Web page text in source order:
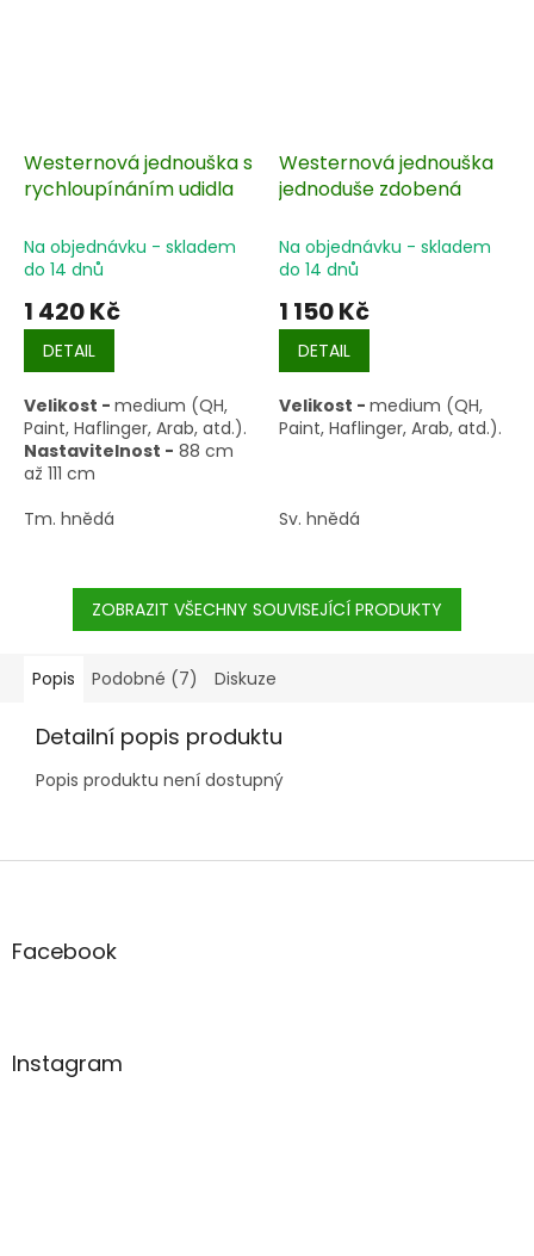
Westernová jednouška s
rychloupínáním udidla
Na objednávku - skladem
do 14 dnů
1 420 Kč
DETAIL
Velikost - medium (QH,
Paint, Haflinger, Arab, atd.).
Nastavitelnost - 88 cm
až 111 cm
Tm. hnědá
Westernová jednouška
jednoduše zdobená
Na objednávku - skladem
do 14 dnů
1 150 Kč
DETAIL
Velikost - medium (QH,
Paint, Haflinger, Arab, atd.).
Sv. hnědá
ZOBRAZIT VŠECHNY SOUVISEJÍCÍ PRODUKTY
Popis Podobné (7) Diskuze
Detailní popis produktu
Popis produktu není dostupný
Z
aFacebook
Instagram